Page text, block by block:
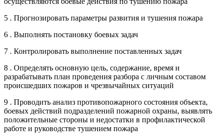
5 . Прогнозировать параметры развития и тушения пожара
6 . Выполнять постановку боевых задач
7 . Контролировать выполнение поставленных задач
8 . Определять основную цель, содержание, время и
разрабатывать план проведения разбора с личным составом
происшедших пожаров и чрезвычайных ситуаций
9 . Проводить анализ противопожарного состояния объекта,
боевых действий подразделений пожарной охраны, выявлять
положительные стороны и недостатки в профилактической
работе и руководстве тушением пожара